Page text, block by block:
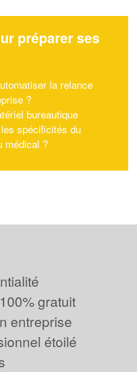
préparer ses
la relance
?
bureautique
spécificités du
médical ?
gratuit
entreprise
étoilé